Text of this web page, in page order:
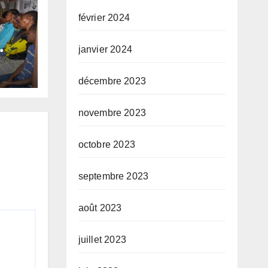
et
février 2024
janvier 2024
décembre 2023
novembre 2023
octobre 2023
septembre 2023
août 2023
juillet 2023